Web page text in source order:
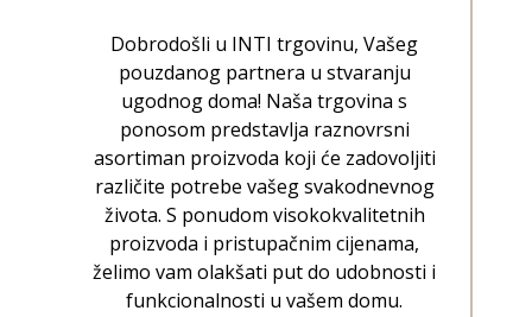
Dobrodošli u INTI trgovinu, Vašeg
pouzdanog partnera u stvaranju
ugodnog doma! Naša trgovina s
ponosom predstavlja raznovrsni
asortiman proizvoda koji će zadovoljiti
različite potrebe vašeg svakodnevnog
života. S ponudom visokokvalitetnih
proizvoda i pristupačnim cijenama,
želimo vam olakšati put do udobnosti i
funkcionalnosti u vašem domu.